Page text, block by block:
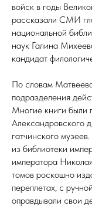
войск в годы
рассказали СМИ
национальной
наук Галина
кандидат
По словам
подразделения
Многие книги были
Александровского
гатчинского
из библиотеки
императора
томов роскошно
переплетах, с
оправдывали свои